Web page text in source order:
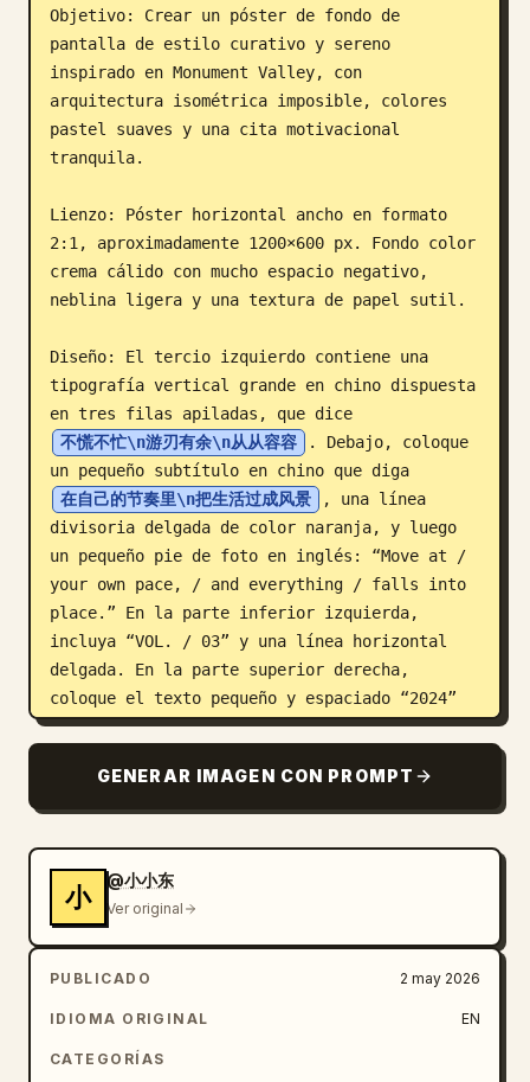
Blog
Actualizaciones
Objetivo: Crear un póster de fondo de
pantalla de estilo curativo y sereno
inspirado en Monument Valley, con
arquitectura isométrica imposible, colores
pastel suaves y una cita motivacional
tranquila.
Lienzo: Póster horizontal ancho en formato
2:1, aproximadamente 1200×600 px. Fondo color
crema cálido con mucho espacio negativo,
neblina ligera y una textura de papel sutil.
Diseño: El tercio izquierdo contiene una
tipografía vertical grande en chino dispuesta
en tres filas apiladas, que dice
不慌不忙\n游刃有余\n从从容容
. Debajo, coloque
un pequeño subtítulo en chino que diga
在自己的节奏里\n把生活过成风景
, una línea
divisoria delgada de color naranja, y luego
un pequeño pie de foto en inglés: “Move at /
your own pace, / and everything / falls into
place.” En la parte inferior izquierda,
incluya “VOL. / 03” y una línea horizontal
delgada. En la parte superior derecha,
coloque el texto pequeño y espaciado “2024”
sobre “SERENITY”. En la parte inferior
minimalista, “03”, una barra diagonal y
“100”.
Arquitectura: Los dos tercios derechos y el
centro inferior muestran una ciudad
isométrica imposible y de ensueño con bloques
en color menta pálido, espuma de mar y
marfil. Incluya exactamente 12 elementos
arquitectónicos principales: 1 puente
pequeña figura de pie sobre él, 2 escaleras
GENERAR IMAGEN CON PROMPT
小
@小小东
Ver original
PUBLICADO 2 may 2026
IDIOMA ORIGINAL EN
CATEGORÍAS